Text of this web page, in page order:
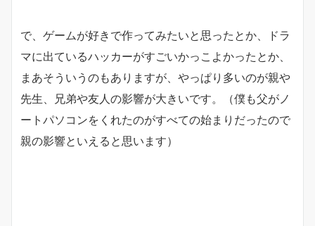
で、ゲームが好きで作ってみたいと思ったとか、ドラ
マに出ているハッカーがすごいかっこよかったとか、
まあそういうのもありますが、やっぱり多いのが親や
先生、兄弟や友人の影響が大きいです。（僕も父がノ
ートパソコンをくれたのがすべての始まりだったので
親の影響といえると思います）